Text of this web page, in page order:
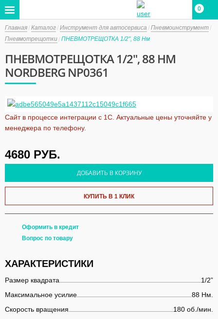
0
Главная Каталог Инструмент для автосервиса
Пневмоинструмент
Пневмотрещотки ПНЕВМОТРЕЩОТКА 1/2", 88 Нм
ПНЕВМОТРЕЩОТКА 1/2", 88 НМ
NORDBERG NP0361
Сайт в процессе интеграции с 1С. Актуальные цены уточняйте у
менеджера по телефону.
4680 РУБ.
ДОБАВИТЬ В КОРЗИНУ
КУПИТЬ В 1 КЛИК
Оформить в кредит
Вопрос по товару
ХАРАКТЕРИСТИКИ
Размер квадрата
1/2”
Максимальное усилие
88 Нм.
Скорость вращения
180 об./мин.